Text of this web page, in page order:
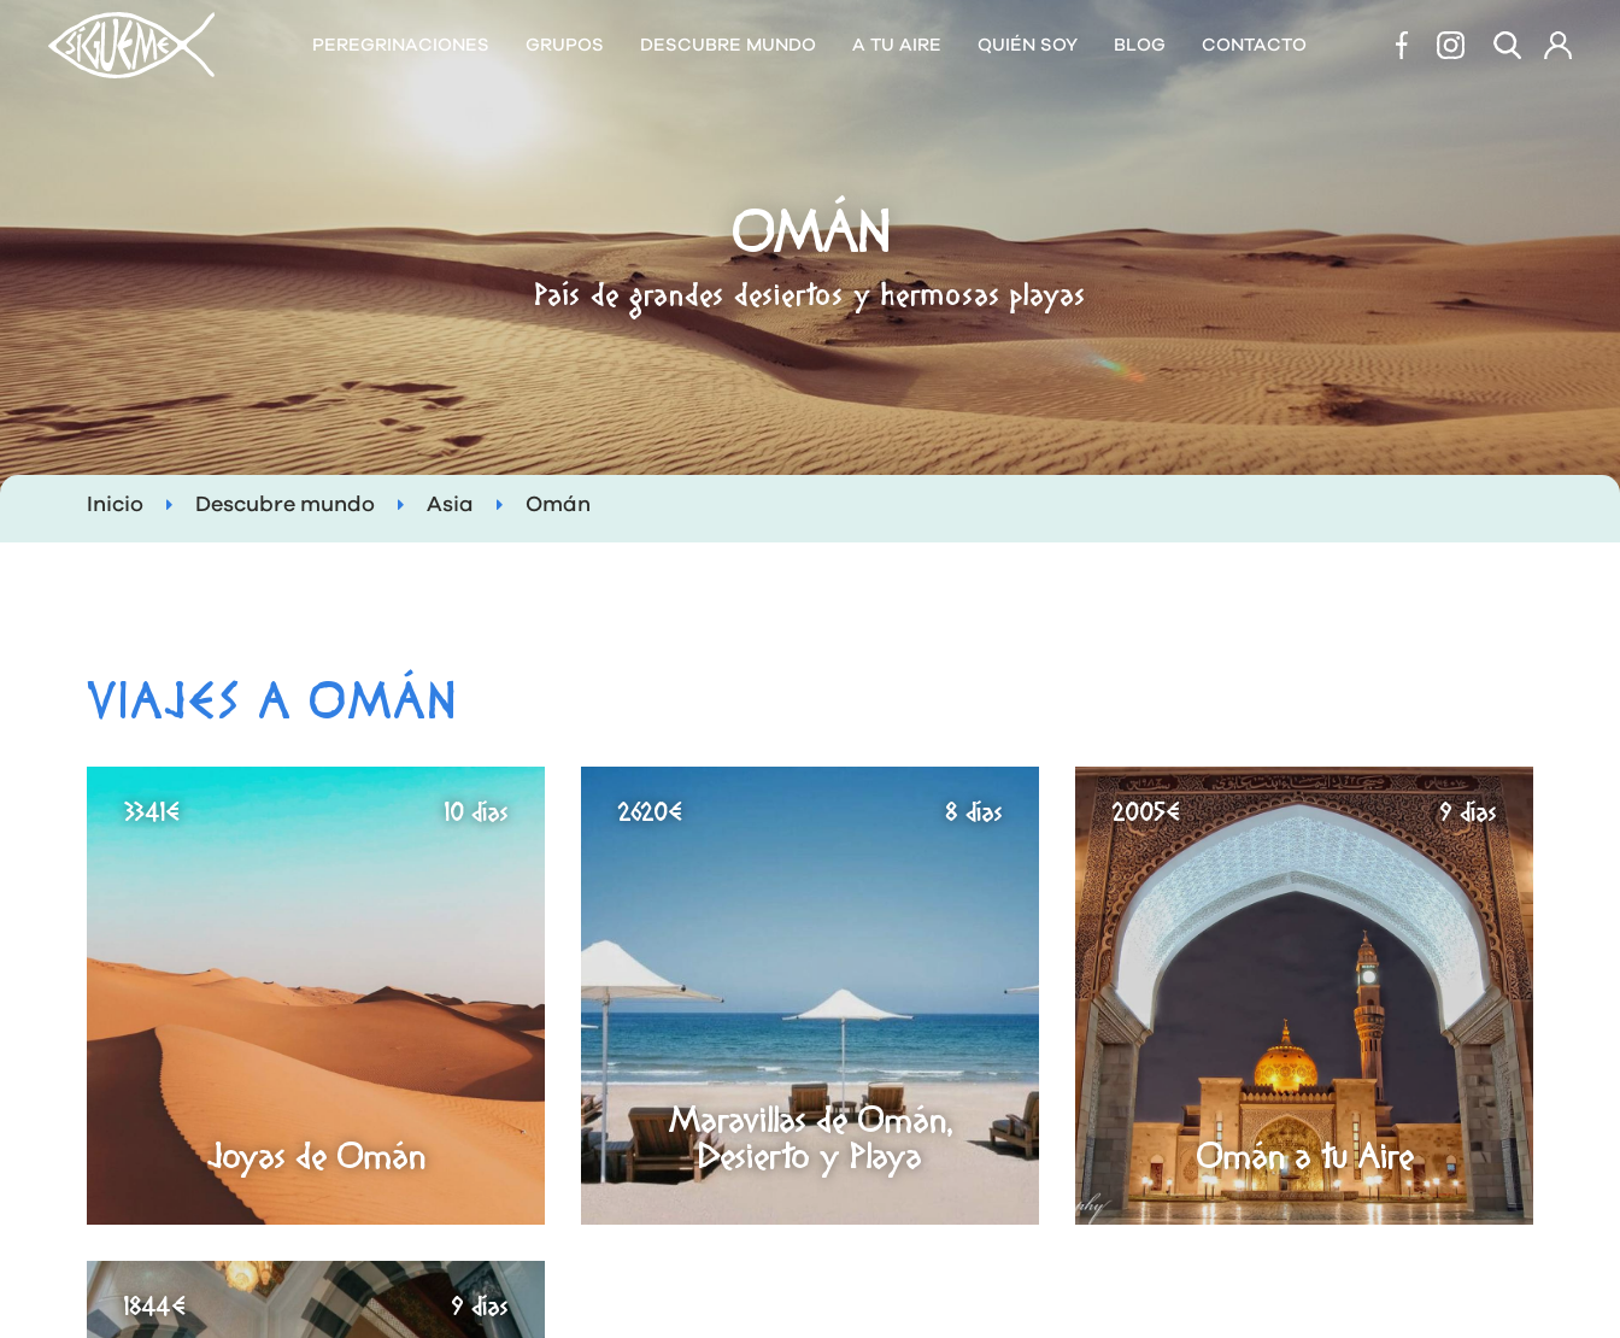
PEREGRINACIONES GRUPOS DESCUBRE MUNDO A TU AIRE QUIÉN SOY BLOG CONTACTO
OMÁN
País de grandes desiertos y hermosas playas
Inicio Descubre mundo Asia Omán
VIAJES A OMÁN
Joyas de Omán
3341€ 10 días
Maravillas de Omán,
Desierto y Playa
2620€ 8 días
Omán a tu Aire
2005€ 9 días
1844€ 9 días